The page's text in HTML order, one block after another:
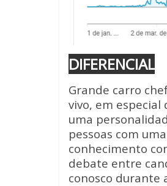
DIFERENCIAL
Grande carro
vivo, em especial
uma
pessoas com
conhecimento
debate entre
conosco durante